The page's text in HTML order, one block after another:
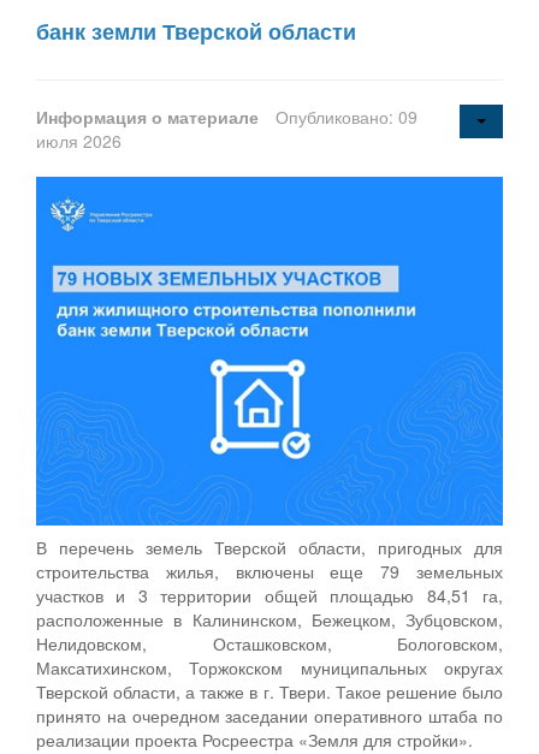
банк земли Тверской области
Информация о материале
Опубликовано: 09
июля 2026
В перечень земель Тверской области, пригодных для
строительства жилья, включены еще 79 земельных
участков и 3 территории общей площадью 84,51 га,
расположенные в Калининском, Бежецком, Зубцовском,
Нелидовском, Осташковском, Бологовском,
Максатихинском, Торжокском муниципальных округах
Тверской области, а также в г. Твери. Такое решение было
принято на очередном заседании оперативного штаба по
реализации проекта Росреестра «Земля для стройки».